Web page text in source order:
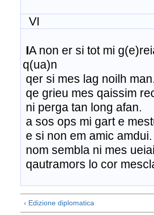
VI
IA non er si tot mi
q(ua)n
qer si mes lag noilh
qe grieu mes qaissim
ni perga tan long afan.
a sos ops mi gart e
e si non em amic amdui.
nom sembla ni mes
qautramors lo cor
‹ Edizione diplomatica